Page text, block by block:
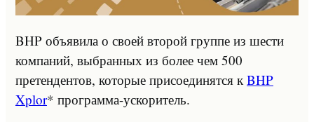
BHP объявила о своей второй группе из шести
компаний, выбранных из более чем 500
претендентов, которые присоединятся к BHP
Xplor* программа-ускоритель.